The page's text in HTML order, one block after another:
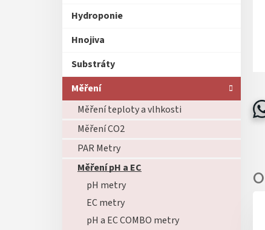
Hydroponie
Hnojiva
Substráty
Měření
Měření teploty a vlhkosti
Měření CO2
PAR Metry
Měření pH a EC
pH metry
EC metry
pH a EC COMBO metry